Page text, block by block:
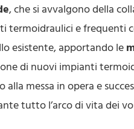
, che si avvalgono della
termoidraulici e frequenti
esistente, apportando le
di nuovi impianti
alla messa in opera e
tutto l’arco di vita dei